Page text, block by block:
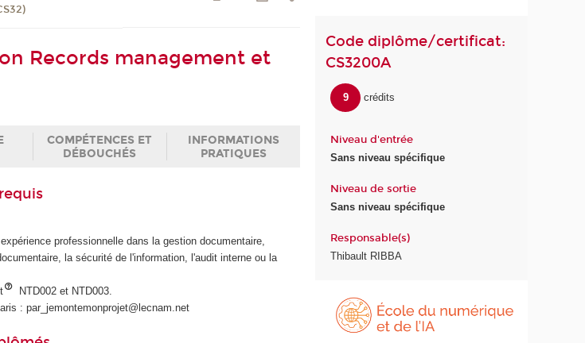
Records management et
COMPÉTENCES ET
DÉBOUCHÉS
INFORMATIONS
PRATIQUES
professionnelle dans la gestion documentaire,
la sécurité de l'information, l'audit interne ou la
NTD002 et NTD003.
: par_jemontemonprojet@lecnam.net
Code diplôme/certificat:
CS3200A
9 crédits
Niveau d'entrée
Sans niveau spécifique
Niveau de sortie
Sans niveau spécifique
Responsable(s)
Thibault RIBBA